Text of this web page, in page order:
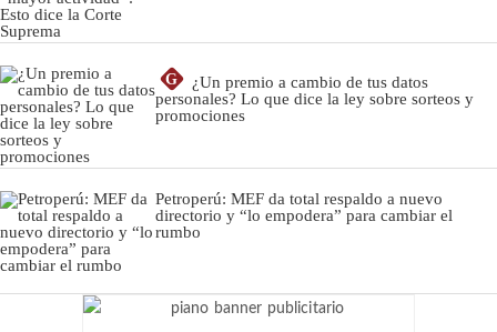
G
¿Un premio a cambio de tus datos
personales? Lo que dice la ley sobre sorteos y
promociones
Petroperú: MEF da total respaldo a nuevo
directorio y “lo empodera” para cambiar el
rumbo